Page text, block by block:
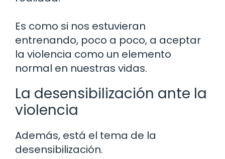
Es como si nos estuvieran
entrenando, poco a poco, a aceptar
la violencia como un elemento
normal en nuestras vidas.
La desensibilización ante la
violencia
Además, está el tema de la
desensibilización.